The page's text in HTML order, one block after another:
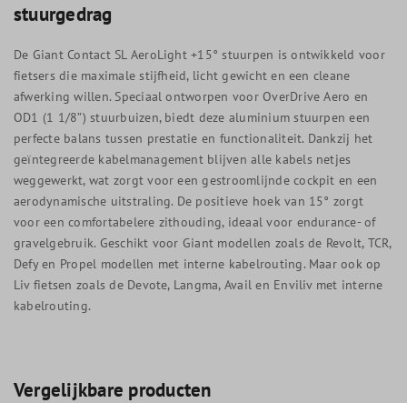
stuurgedrag
De Giant Contact SL AeroLight +15° stuurpen is ontwikkeld voor
fietsers die maximale stijfheid, licht gewicht en een cleane
afwerking willen. Speciaal ontworpen voor OverDrive Aero en
OD1 (1 1/8”) stuurbuizen, biedt deze aluminium stuurpen een
perfecte balans tussen prestatie en functionaliteit. Dankzij het
geïntegreerde kabelmanagement blijven alle kabels netjes
weggewerkt, wat zorgt voor een gestroomlijnde cockpit en een
aerodynamische uitstraling. De positieve hoek van 15° zorgt
voor een comfortabelere zithouding, ideaal voor endurance- of
gravelgebruik. Geschikt voor Giant modellen zoals de Revolt, TCR,
Defy en Propel modellen met interne kabelrouting. Maar ook op
Liv fietsen zoals de Devote, Langma, Avail en Enviliv met interne
kabelrouting.
Vergelijkbare producten